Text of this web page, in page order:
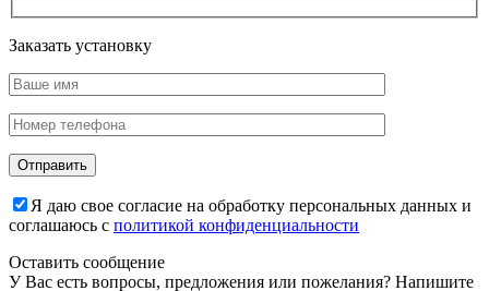
Заказать установку
Я даю свое согласие на обработку персональных данных и
соглашаюсь с политикой конфиденциальности
Оставить сообщение
У Вас есть вопросы, предложения или пожелания? Напишите